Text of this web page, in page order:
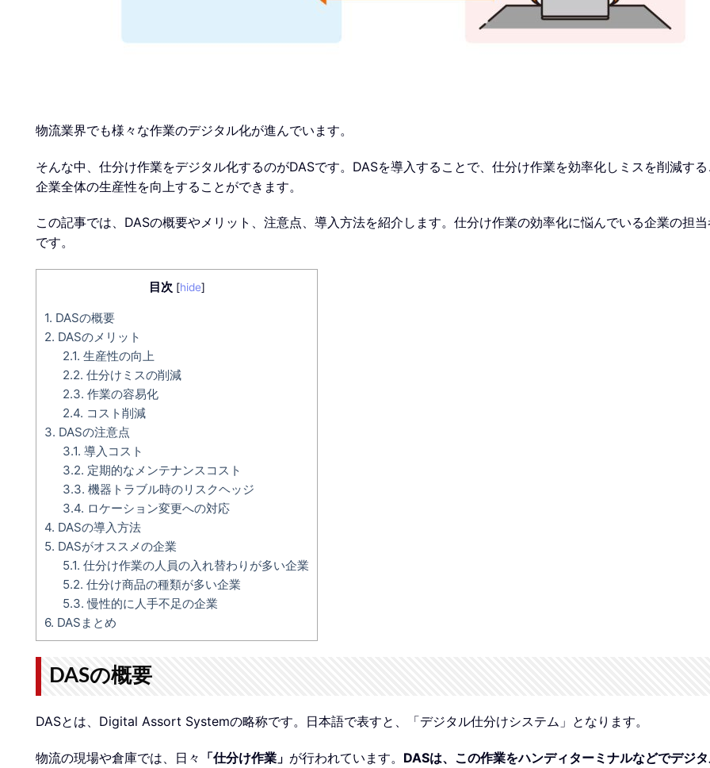
物流業界でも様々な作業のデジタル化が進んでいます。
そんな中、仕分け作業をデジタル化するのがDASです。DASを導入することで、仕分け作業を効率化しミスを削減す
企業全体の生産性を向上することができます。
この記事では、DASの概要やメリット、注意点、導入方法を紹介します。仕分け作業の効率化に悩んでいる企業の担
です。
目次 [hide]
1. DASの概要
2. DASのメリット
2.1. 生産性の向上
2.2. 仕分けミスの削減
2.3. 作業の容易化
2.4. コスト削減
3. DASの注意点
3.1. 導入コスト
3.2. 定期的なメンテナンスコスト
3.3. 機器トラブル時のリスクヘッジ
3.4. ロケーション変更への対応
4. DASの導入方法
5. DASがオススメの企業
5.1. 仕分け作業の人員の入れ替わりが多い企業
5.2. 仕分け商品の種類が多い企業
5.3. 慢性的に人手不足の企業
6. DASまとめ
DASの概要
DASとは、Digital Assort Systemの略称です。日本語で表すと、「デジタル仕分けシステム」となります。
物流の現場や倉庫では、日々 「仕分け作業」 が行われています。 DASは、この作業をハンディターミナルなどでデジ